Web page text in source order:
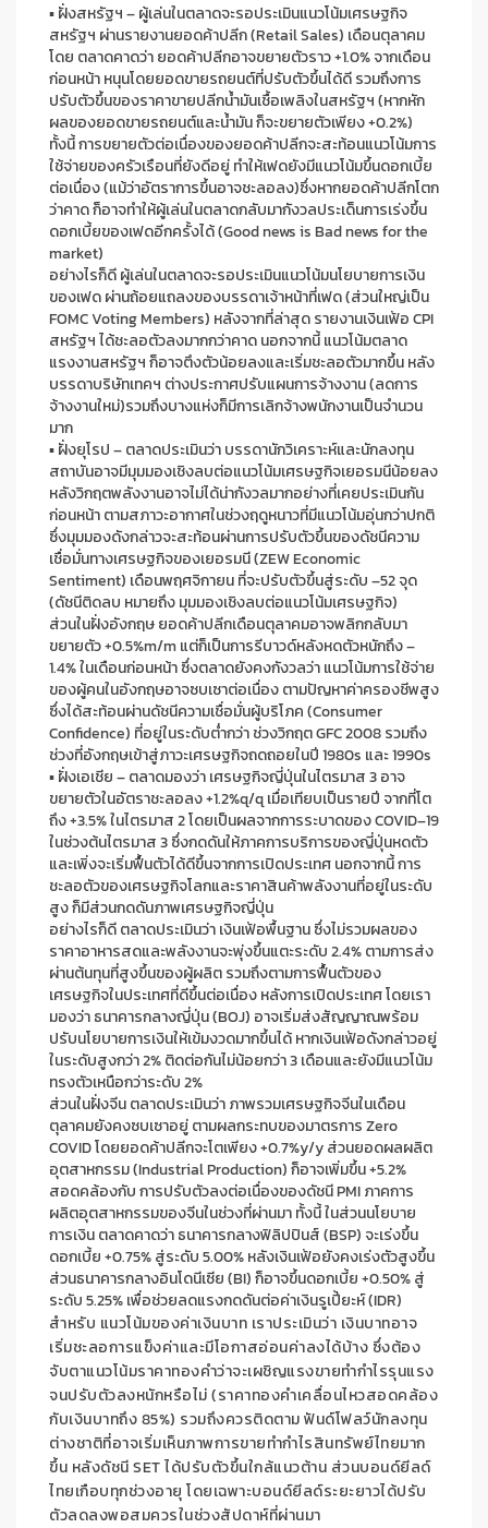
▪ฝั่งสหรัฐฯ–ผู้เล่นในตลาดจะรอประเมินแนวโน้มเศรษฐกิจ
สหรัฐฯ ผ่านรายงานยอดค้าปลีก(Retail Sales) เดือนตุลาคม
โดย ตลาดคาดว่า ยอดค้าปลีกอาจขยายตัวราว+1.0%จากเดือน
ก่อนหน้า หนุนโดยยอดขายรถยนต์ที่ปรับตัวขึ้นได้ดี รวมถึงการ
ปรับตัวขึ้นของราคาขายปลีกน้ำมันเชื้อเพลิงในสหรัฐฯ(หากหัก
ผลของยอดขายรถยนต์และน้ำมัน ก็จะขยายตัวเพียง+0.2%)
ทั้งนี้ การขยายตัวต่อเนื่องของยอดค้าปลีกจะสะท้อนแนวโน้มการ
ใช้จ่ายของครัวเรือนที่ยังดีอยู่ ทำให้เฟดยังมีแนวโน้มขึ้นดอกเบี้ย
ต่อเนื่อง(แม้ว่าอัตราการขึ้นอาจชะลอลง)ซึ่งหากยอดค้าปลีกโตก
ว่าคาด ก็อาจทำให้ผู้เล่นในตลาดกลับมากังวลประเด็นการเร่งขึ้น
ดอกเบี้ยของเฟดอีกครั้งได้(Good news is Bad news for the
market)
อย่างไรก็ดี ผู้เล่นในตลาดจะรอประเมินแนวโน้มนโยบายการเงิน
ของเฟด ผ่านถ้อยแถลงของบรรดาเจ้าหน้าที่เฟด(ส่วนใหญ่เป็น
FOMC Voting Members) หลังจากที่ล่าสุด รายงานเงินเฟ้อCPI
สหรัฐฯ ได้ชะลอตัวลงมากกว่าคาด นอกจากนี้ แนวโน้มตลาด
แรงงานสหรัฐฯ ก็อาจตึงตัวน้อยลงและเริ่มชะลอตัวมากขึ้น หลัง
บรรดาบริษัทเทคฯ ต่างประกาศปรับแผนการจ้างงาน(ลดการ
จ้างงานใหม่)รวมถึงบางแห่งก็มีการเลิกจ้างพนักงานเป็นจำนวน
มาก
▪ฝั่งยุโรป–ตลาดประเมินว่า บรรดานักวิเคราะห์และนักลงทุน
สถาบันอาจมีมุมมองเชิงลบต่อแนวโน้มเศรษฐกิจเยอรมนีน้อยลง
หลังวิกฤตพลังงานอาจไม่ได้น่ากังวลมากอย่างที่เคยประเมินกัน
ก่อนหน้า ตามสภาวะอากาศในช่วงฤดูหนาวที่มีแนวโน้มอุ่นกว่าปกติ
ซึ่งมุมมองดังกล่าวจะสะท้อนผ่านการปรับตัวขึ้นของดัชนีความ
เชื่อมั่นทางเศรษฐกิจของเยอรมนี(ZEW Economic
Sentiment) เดือนพฤศจิกายน ที่จะปรับตัวขึ้นสู่ระดับ–52จุด
(ดัชนีติดลบ หมายถึง มุมมองเชิงลบต่อแนวโน้มเศรษฐกิจ)
ส่วนในฝั่งอังกฤษ ยอดค้าปลีกเดือนตุลาคมอาจพลิกกลับมา
ขยายตัว+0.5%m/mแต่ก็เป็นการรีบาวด์หลังหดตัวหนักถึง–
1.4%ในเดือนก่อนหน้า ซึ่งตลาดยังคงกังวลว่า แนวโน้มการใช้จ่าย
ของผู้คนในอังกฤษอาจซบเซาต่อเนื่อง ตามปัญหาค่าครองชีพสูง
ซึ่งได้สะท้อนผ่านดัชนีความเชื่อมั่นผู้บริโภค(Consumer
Confidence) ที่อยู่ในระดับต่ำกว่า ช่วงวิกฤตGFC 2008รวมถึง
ช่วงที่อังกฤษเข้าสู่ภาวะเศรษฐกิจถดถอยในปี1980s และ1990s
▪ฝั่งเอเชีย–ตลาดมองว่า เศรษฐกิจญี่ปุ่นในไตรมาส3อาจ
ขยายตัวในอัตราชะลอลง+1.2%q/qเมื่อเทียบเป็นรายปี จากที่โต
ถึง+3.5%ในไตรมาส2โดยเป็นผลจากการระบาดของCOVID–19
ในช่วงต้นไตรมาส3ซึ่งกดดันให้ภาคการบริการของญี่ปุ่นหดตัว
และเพิ่งจะเริ่มฟื้นตัวได้ดีขึ้นจากการเปิดประเทศ นอกจากนี้ การ
ชะลอตัวของเศรษฐกิจโลกและราคาสินค้าพลังงานที่อยู่ในระดับ
สูง ก็มีส่วนกดดันภาพเศรษฐกิจญี่ปุ่น
อย่างไรก็ดี ตลาดประเมินว่า เงินเฟ้อพื้นฐาน ซึ่งไม่รวมผลของ
ราคาอาหารสดและพลังงานจะพุ่งขึ้นแตะระดับ2.4%ตามการส่ง
ผ่านต้นทุนที่สูงขึ้นของผู้ผลิต รวมถึงตามการฟื้นตัวของ
เศรษฐกิจในประเทศที่ดีขึ้นต่อเนื่อง หลังการเปิดประเทศโดยเรา
มองว่า ธนาคารกลางญี่ปุ่น(BOJ) อาจเริ่มส่งสัญญาณพร้อม
ปรับนโยบายการเงินให้เข้มงวดมากขึ้นได้ หากเงินเฟ้อดังกล่าวอยู่
ในระดับสูงกว่า2%ติดต่อกันไม่น้อยกว่า3เดือนและยังมีแนวโน้ม
ทรงตัวเหนือกว่าระดับ2%
ส่วนในฝั่งจีน ตลาดประเมินว่า ภาพรวมเศรษฐกิจจีนในเดือน
ตุลาคมยังคงซบเซาอยู่ ตามผลกระทบของมาตรการZero
COVIDโดยยอดค้าปลีกจะโตเพียง+0.7%y/yส่วนยอดผลผลิต
อุตสาหกรรม(Industrial Production)ก็อาจเพิ่มขึ้น+5.2%
สอดคล้องกับ การปรับตัวลงต่อเนื่องของดัชนีPMIภาคการ
ผลิตอุตสาหกรรมของจีนในช่วงที่ผ่านมา ทั้งนี้ ในส่วนนโยบาย
การเงิน ตลาดคาดว่า ธนาคารกลางฟิลิปปินส์(BSP) จะเร่งขึ้น
ดอกเบี้ย+0.75%สู่ระดับ5.00%หลังเงินเฟ้อยังคงเร่งตัวสูงขึ้น
ส่วนธนาคารกลางอินโดนีเซีย(BI)ก็อาจขึ้นดอกเบี้ย+0.50%สู่
ระดับ5.25%เพื่อช่วยลดแรงกดดันต่อค่าเงินรูเปี้ยะห์(IDR)
สำหรับ แนวโน้มของค่าเงินบาท เราประเมินว่า เงินบาทอาจ
เริ่มชะลอการแข็งค่าและมีโอกาสอ่อนค่าลงได้บ้าง ซึ่งต้อง
จับตาแนวโน้มราคาทองคำว่าจะเผชิญแรงขายทำกำไรรุนแรง
จนปรับตัวลงหนักหรือไม่ (ราคาทองคำเคลื่อนไหวสอดคล้อง
กับเงินบาทถึง 85%) รวมถึงควรติดตาม ฟันด์โฟลว์นักลงทุน
ต่างชาติที่อาจเริ่มเห็นภาพการขายทำกำไรสินทรัพย์ไทยมาก
ขึ้น หลังดัชนีSETได้ปรับตัวขึ้นใกล้แนวต้าน ส่วนบอนด์ยีลด์
ไทยเกือบทุกช่วงอายุ โดยเฉพาะบอนด์ยีลด์ระยะยาวได้ปรับ
ตัวลดลงพอสมควรในช่วงสัปดาห์ที่ผ่านมา